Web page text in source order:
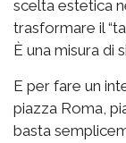
scelta estetica
trasformare il
È una misura di
E per fare un
piazza Roma,
basta